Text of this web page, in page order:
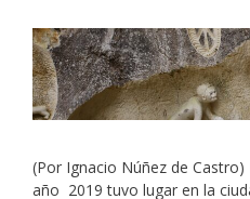
(Por Ignacio Núñez de
año 2019 tuvo lugar en la